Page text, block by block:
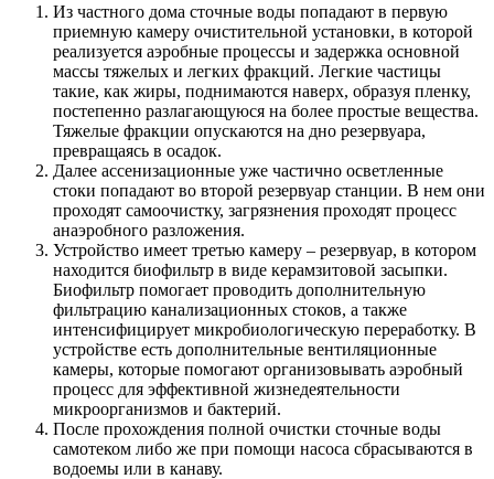
Из частного дома сточные воды попадают в первую
приемную камеру очистительной установки, в которой
реализуется аэробные процессы и задержка основной
массы тяжелых и легких фракций. Легкие частицы
такие, как жиры, поднимаются наверх, образуя пленку,
постепенно разлагающуюся на более простые вещества.
Тяжелые фракции опускаются на дно резервуара,
превращаясь в осадок.
Далее ассенизационные уже частично осветленные
стоки попадают во второй резервуар станции. В нем они
проходят самоочистку, загрязнения проходят процесс
анаэробного разложения.
Устройство имеет третью камеру – резервуар, в котором
находится биофильтр в виде керамзитовой засыпки.
Биофильтр помогает проводить дополнительную
фильтрацию канализационных стоков, а также
интенсифицирует микробиологическую переработку. В
устройстве есть дополнительные вентиляционные
камеры, которые помогают организовывать аэробный
процесс для эффективной жизнедеятельности
микроорганизмов и бактерий.
После прохождения полной очистки сточные воды
самотеком либо же при помощи насоса сбрасываются в
водоемы или в канаву.